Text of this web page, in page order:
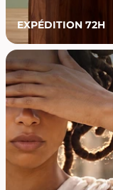
EXPÉDITION 72H